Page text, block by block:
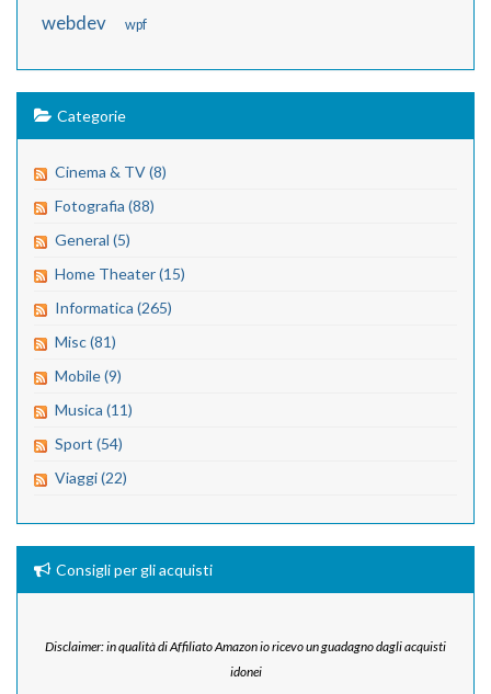
webdev wpf
Categorie
Cinema & TV (8)
Fotografia (88)
General (5)
Home Theater (15)
Informatica (265)
Misc (81)
Mobile (9)
Musica (11)
Sport (54)
Viaggi (22)
Consigli per gli acquisti
Disclaimer: in qualità di Affiliato Amazon io ricevo un guadagno dagli acquisti
idonei